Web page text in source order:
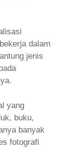
dalam
jenis
yang
buku,
banyak
fotografi